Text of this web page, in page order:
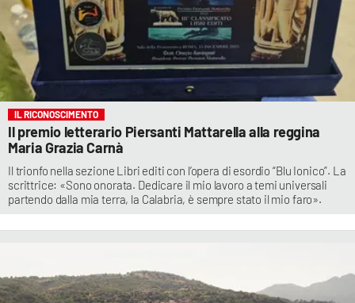
IL RICONOSCIMENTO
Il premio letterario Piersanti Mattarella alla reggina
Maria Grazia Carnà
Il trionfo nella sezione Libri editi con l’opera di esordio “Blu Ionico”. La
scrittrice: «Sono onorata. Dedicare il mio lavoro a temi universali
partendo dalla mia terra, la Calabria, è sempre stato il mio faro».